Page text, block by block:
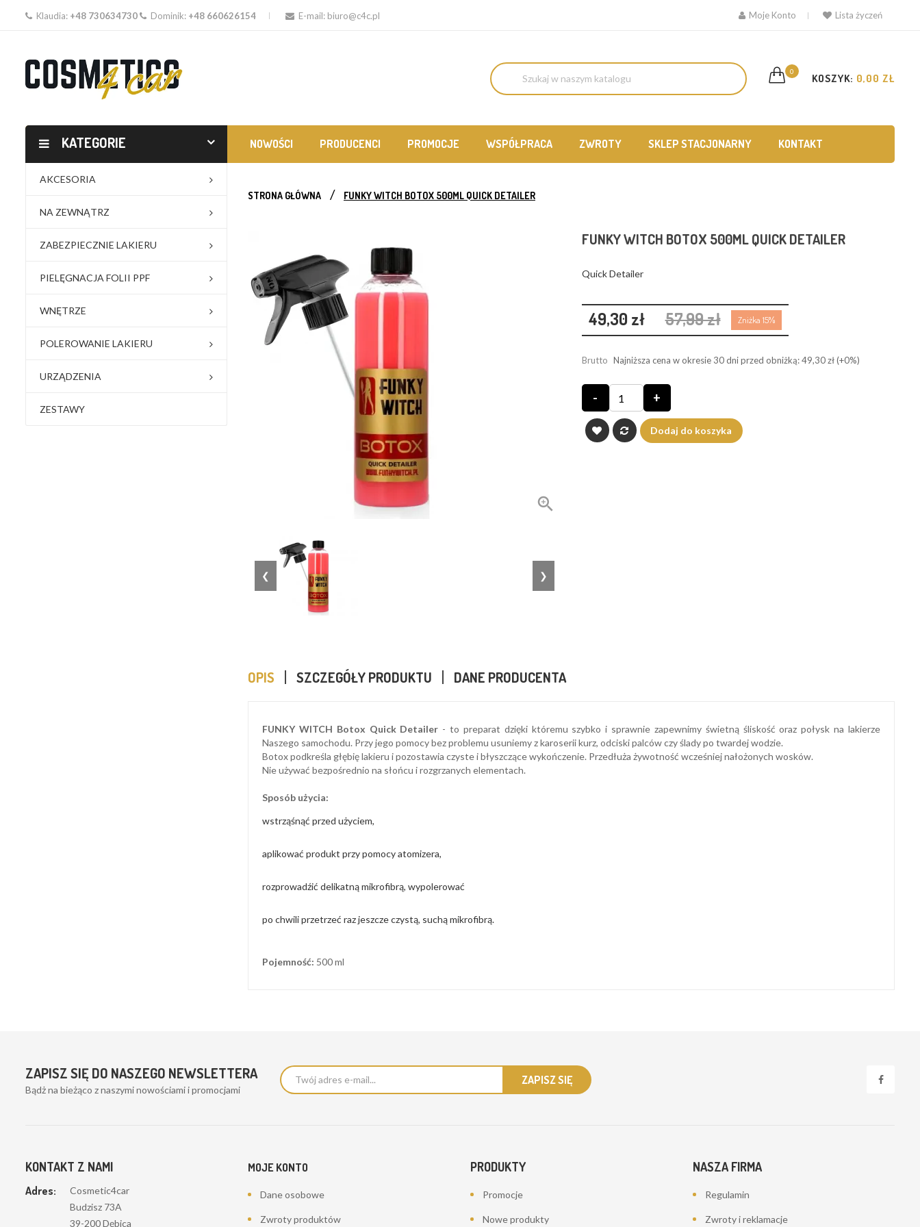
Klaudia: +48 730634730 Dominik: +48 660626154 E-mail: biuro@c4c.pl Moje Konto Lista życzeń
0
KOSZYK: 0,00 ZŁ
KATEGORIE NOWOŚCI PRODUCENCI PROMOCJE WSPÓŁPRACA ZWROTY SKLEP STACJONARNY KONTAKT
AKCESORIA
NA ZEWNĄTRZ
ZABEZPIECZNIE LAKIERU
PIELĘGNACJA FOLII PPF
WNĘTRZE
POLEROWANIE LAKIERU
URZĄDZENIA
ZESTAWY
STRONA GŁÓWNA FUNKY WITCH BOTOX 500ML QUICK DETAILER

❮ ❯
FUNKY WITCH BOTOX 500ML QUICK DETAILER
Quick Detailer
49,30 zł 57,99 zł Zniżka 15%
Brutto Najniższa cena w okresie 30 dni przed obniżką:49,30 zł (+0%)
- +
Dodaj do koszyka
OPIS SZCZEGÓŁY PRODUKTU DANE PRODUCENTA
FUNKY WITCH Botox Quick Detailer - to preparat dzięki któremu szybko i sprawnie zapewnimy świetną śliskość oraz połysk na lakierze
Naszego samochodu. Przy jego pomocy bez problemu usuniemy z karoserii kurz, odciski palców czy ślady po twardej wodzie.
Botox podkreśla głębię lakieru i pozostawia czyste i błyszczące wykończenie. Przedłuża żywotność wcześniej nałożonych wosków.
Nie używać bezpośrednio na słońcu i rozgrzanych elementach.
Sposób użycia:
wstrząśnąć przed użyciem,
aplikować produkt przy pomocy atomizera,
rozprowadźić delikatną mikrofibrą, wypolerować
po chwili przetrzeć raz jeszcze czystą, suchą mikrofibrą.
Pojemność: 500 ml
ZAPISZ SIĘ DO NASZEGO NEWSLETTERA
Bądż na bieżąco z naszymi nowościami i promocjami
KONTAKT Z NAMI
Adres:
Cosmetic4car
Budzisz 73A
39-200 Dębica
MOJE KONTO
Dane osobowe
Zwroty produktów
PRODUKTY
Promocje
Nowe produkty
NASZA FIRMA
Regulamin
Zwroty i reklamacje